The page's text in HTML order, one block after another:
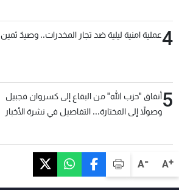
A+
A-
4عملية امنية ليلية ضد تجار المخدرات.. وصيدٌ ثمين
5أنفاق "حزب الله" من البقاع إلى كسروان فجبيل
وصولاً إلى المختارة... التفاصيل في نشرة الأخبار